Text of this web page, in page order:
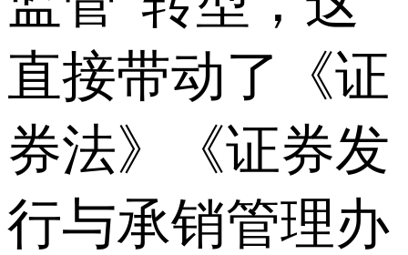
直接带动了《证
券法》《证券发
行与承销管理办